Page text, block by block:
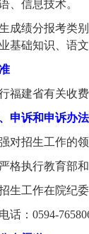
、信息技术。
生成绩分报考类
基础知识、语文
福建省有关收
申诉和申诉办法
强对招生工作的
严格执行教育部
生工作在院纪
话： 0594-